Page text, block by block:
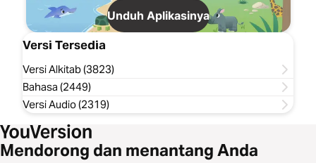
Unduh Aplikasinya
Versi Tersedia
Versi Alkitab (3823)
Bahasa (2449)
Versi Audio (2319)
Mendorong dan menantang Anda